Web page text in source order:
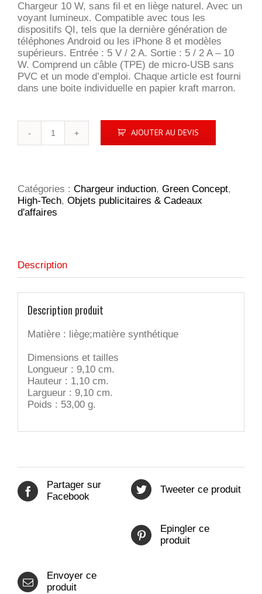
Chargeur 10 W, sans fil et en liège naturel. Avec un
voyant lumineux. Compatible avec tous les
dispositifs QI, tels que la dernière génération de
téléphones Android ou les iPhone 8 et modèles
supérieurs. Entrée : 5 V / 2 A. Sortie : 5 / 2 A – 10
W. Comprend un câble (TPE) de micro-USB sans
PVC et un mode d’emploi. Chaque article est fourni
dans une boite individuelle en papier kraft marron.
10W
chargeur
sans
AJOUTER AU DEVIS
Catégories : Chargeur induction, Green Concept,
High-Tech, Objets publicitaires & Cadeaux
d'affaires
Description
Description produit
Matière : liège;matière synthétique
Dimensions et tailles
Longueur : 9,10 cm.
Hauteur : 1,10 cm.
Largueur : 9,10 cm.
Poids : 53,00 g.
Partager sur
Facebook
Tweeter ce produit
Epingler ce
produit
Envoyer ce
produit